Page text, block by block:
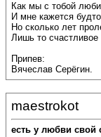
Как мы с тобой
И мне кажется
Но сколько лет
Лишь то счастливое
Припев:
Вячеслав Серёгин.
maestrokot
есть у любви свой